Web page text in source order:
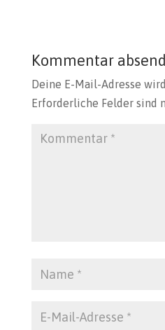
Kommentar
Deine E-Mail-Adresse
Erforderliche Felder sind